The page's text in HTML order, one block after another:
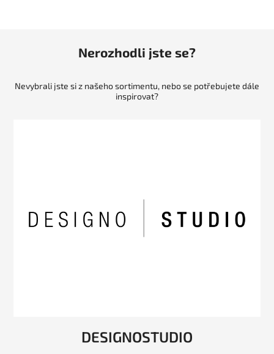
Nerozhodli jste se?
Nevybrali jste si z našeho sortimentu, nebo se potřebujete dále
inspirovat?
DESIGNOSTUDIO